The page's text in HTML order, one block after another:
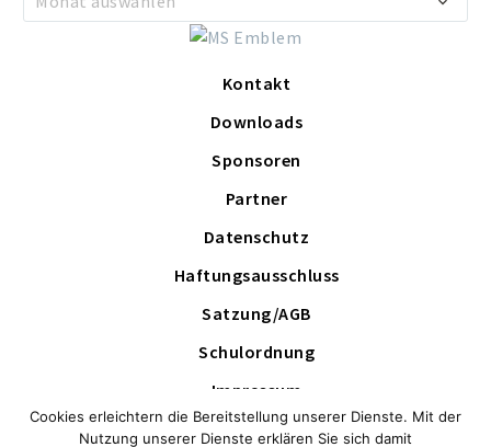
Kontakt
Downloads
Sponsoren
Partner
Datenschutz
Haftungsausschluss
Satzung/AGB
Schulordnung
Impressum
Schutzkonzept
Cookies erleichtern die Bereitstellung unserer Dienste. Mit der
Nutzung unserer Dienste erklären Sie sich damit